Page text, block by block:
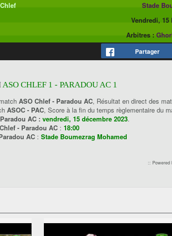
Stade
Vendredi, 15
Arbitres :
Partager
ASO CHLEF 1 - PARADOU AC 1
ASO Chlef - Paradou AC, Résultat en direct des
ASOC - PAC, Score à la fin du temps règlementaire du
AC : vendredi, 15 décembre 2023.
- Paradou AC : 18:00
AC : Stade Boumezrag Mohamed
:: Powered